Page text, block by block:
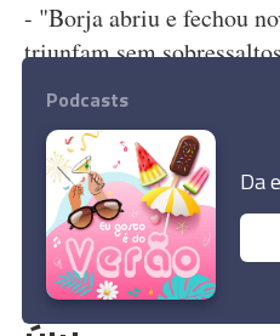
- "Borja abriu e fechou
triunfam sem
REVISTA DE IMPRENSA
0 Comentários
Podcasts
Da